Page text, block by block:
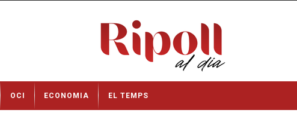
OCI ECONOMIA EL TEMPS